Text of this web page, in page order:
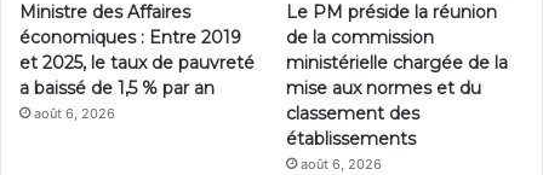
Ministre des Affaires
économiques : Entre 2019
et 2025, le taux de pauvreté
a baissé de 1,5 % par an
août 6, 2026
Le PM préside la réunion
de la commission
ministérielle chargée de la
mise aux normes et du
classement des
établissements
août 6, 2026